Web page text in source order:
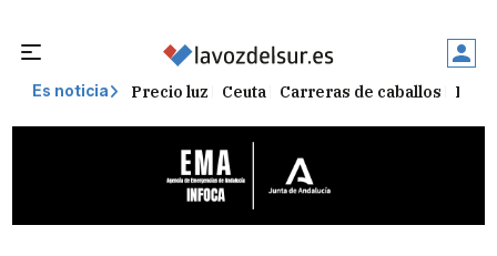
Es noticia Precio luz Ceuta Carreras de caballos El